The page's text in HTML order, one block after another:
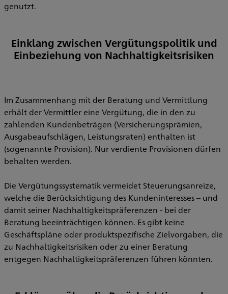
genutzt.
Einklang zwischen Vergütungspolitik und
Einbeziehung von Nachhaltigkeitsrisiken
Im Zusammenhang mit der Beratung und Vermittlung
erhält der Vermittler eine Vergütung, die in den zu
zahlenden Kundenbeträgen (Versicherungsprämien,
Ausgabeaufschlägen, Leistungsraten) enthalten ist
(sogenannte Provision). Nur verdiente Provisionen dürfen
behalten werden.
Die Vergütungssystematik vermeidet Steuerungsanreize,
welche die Berücksichtigung des Kundeninteresses – und
damit seiner Nachhaltigkeitspräferenzen - bei der
Beratung beeinträchtigen können. Es gibt keine
Geschäftspläne oder produktspezifische Zielvorgaben, die
zu Nachhaltigkeitsrisiken oder zu einer Beratung
entgegen Nachhaltigkeitspräferenzen führen könnten.